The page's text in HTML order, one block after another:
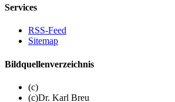
Services
RSS-Feed
Sitemap
Bildquellenverzeichnis
(c)
(c)Dr. Karl Breu